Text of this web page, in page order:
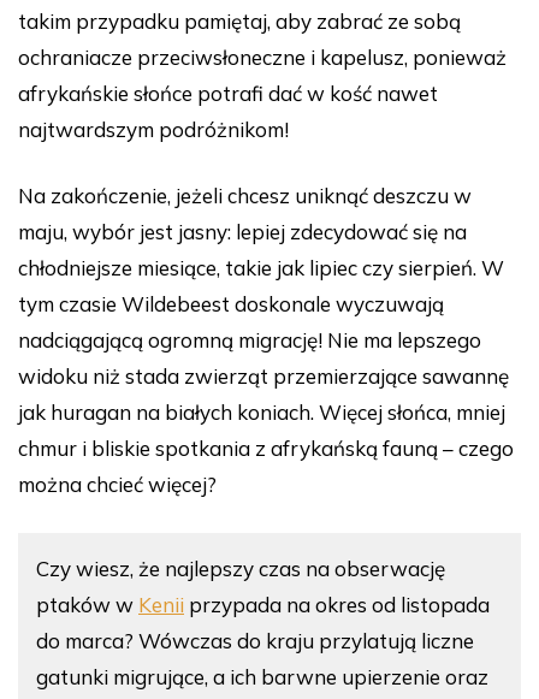
takim przypadku pamiętaj, aby zabrać ze sobą
ochraniacze przeciwsłoneczne i kapelusz, ponieważ
afrykańskie słońce potrafi dać w kość nawet
najtwardszym podróżnikom!
Na zakończenie, jeżeli chcesz uniknąć deszczu w
maju, wybór jest jasny: lepiej zdecydować się na
chłodniejsze miesiące, takie jak lipiec czy sierpień. W
tym czasie Wildebeest doskonale wyczuwają
nadciągającą ogromną migrację! Nie ma lepszego
widoku niż stada zwierząt przemierzające sawannę
jak huragan na białych koniach. Więcej słońca, mniej
chmur i bliskie spotkania z afrykańską fauną – czego
można chcieć więcej?
Czy wiesz, że najlepszy czas na obserwację
ptaków w Kenii przypada na okres od listopada
do marca? Wówczas do kraju przylatują liczne
gatunki migrujące, a ich barwne upierzenie oraz